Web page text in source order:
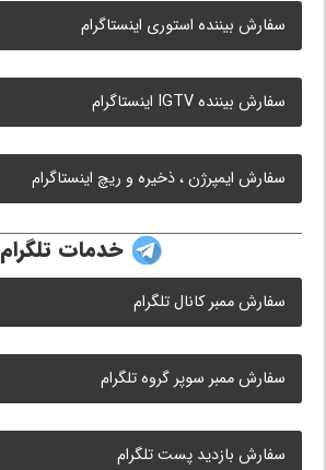
سفارش بیننده استوری اینستاگرام
سفارش بیننده IGTV اینستاگرام
سفارش ایمپرژن ، ذخیره و ریچ اینستاگرام
خدمات تلگرام
سفارش ممبر کانال تلگرام
سفارش ممبر سوپر گروه تلگرام
سفارش بازدید پست تلگرام